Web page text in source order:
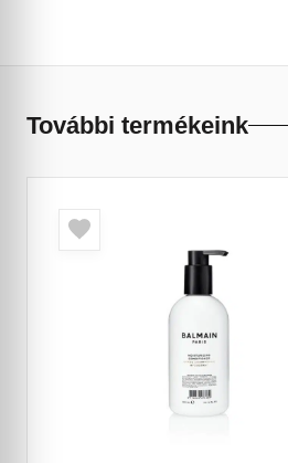
További termékeink